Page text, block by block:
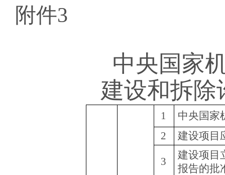
附件3
中央国家
建设和拆除
1
中央国家
2
建设项目
3
建设项目
报告的批